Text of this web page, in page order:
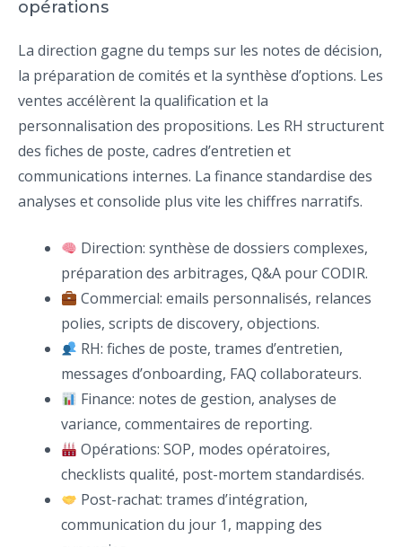
opérations
La direction gagne du temps sur les notes de décision,
la préparation de comités et la synthèse d’options. Les
ventes accélèrent la qualification et la
personnalisation des propositions. Les RH structurent
des fiches de poste, cadres d’entretien et
communications internes. La finance standardise des
analyses et consolide plus vite les chiffres narratifs.
Direction: synthèse de dossiers complexes,
préparation des arbitrages, Q&A pour CODIR.
Commercial: emails personnalisés, relances
polies, scripts de discovery, objections.
RH: fiches de poste, trames d’entretien,
messages d’onboarding, FAQ collaborateurs.
Finance: notes de gestion, analyses de
variance, commentaires de reporting.
Opérations: SOP, modes opératoires,
checklists qualité, post-mortem standardisés.
Post-rachat: trames d’intégration,
communication du jour 1, mapping des